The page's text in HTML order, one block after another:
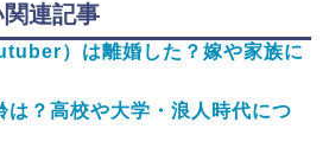
連記事
）は離婚した？嫁や家族に
は？高校や大学・浪人時代につ